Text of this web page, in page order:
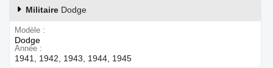
Militaire Dodge
Modèle
Dodge
Année
1941, 1942, 1943, 1944, 1945